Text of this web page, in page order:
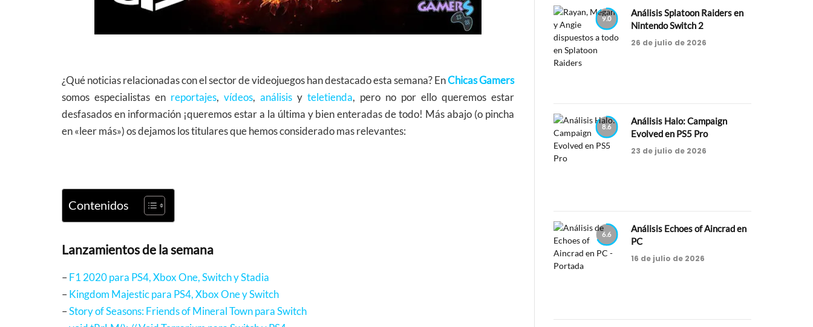
¿Qué noticias relacionadas con el sector de videojuegos han destacado esta semana? EnChicas Gamers
somos especialistas en reportajes, vídeos, análisis y teletienda, pero no por ello queremos estar
desfasados en información ¡queremos estar a la última y bien enteradas de todo! Más abajo (o pincha
en «leer más») os dejamos los titulares que hemos considerado mas relevantes:
Contenidos
Lanzamientos de la semana
– F1 2020 para PS4, Xbox One, Switch y Stadia
– Kingdom Majestic para PS4, Xbox One y Switch
–Story of Seasons: Friends of Mineral Town para Switch
9.0
Análisis Splatoon Raiders en
Nintendo Switch 2
26 de julio de 2026
8.6
Análisis Halo: Campaign
Evolved en PS5 Pro
23 de julio de 2026
6.6
Análisis Echoes of Aincrad en
PC
16 de julio de 2026